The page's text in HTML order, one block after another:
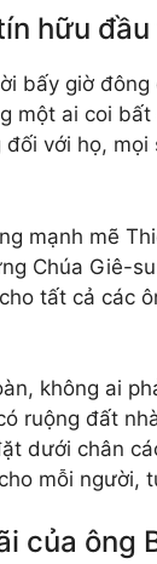
hữu đầu
bấy giờ
một ai coi
đối với họ, mọi
mạnh mẽ
Chúa Giê-
tất cả các
không ai
ruộng đất
dưới chân
mỗi người,
của ông